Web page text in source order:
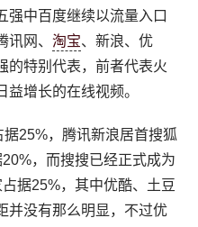
强中百度继续以流量入口
讯网、淘宝、新浪、优
的特别代表，前者代表火
增长的在线视频。
25%，腾讯新浪居首搜狐
，而搜搜已经正式成为
据25%，其中优酷、土豆
并没有那么明显，不过优